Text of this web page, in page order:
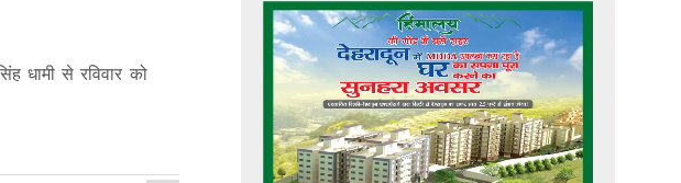
धामी से रविवार को